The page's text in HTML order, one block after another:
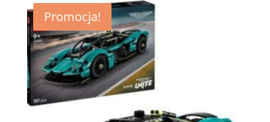
269,99 zł.
242,99 zł.
Promocja!